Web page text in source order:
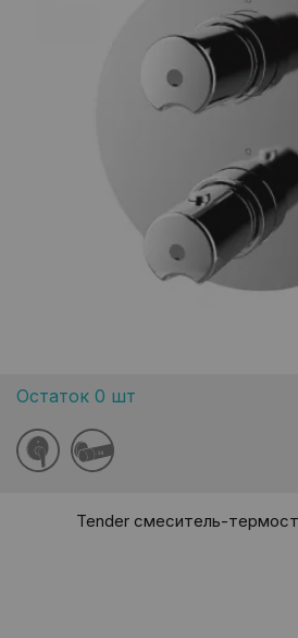
Остаток 0 шт
Tender смеситель-